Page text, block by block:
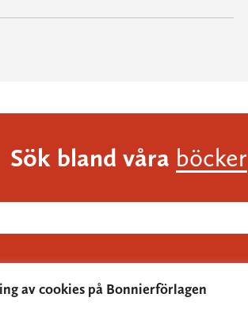
av cookies på Bonnierförlagen
Sök bland våra böcker